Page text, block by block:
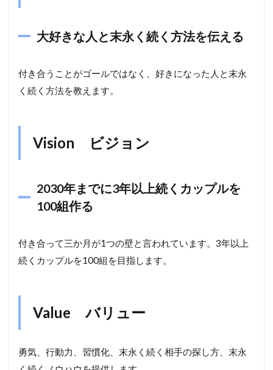
大好きな人と末永く続く方法を伝える
付き合うことがゴールではなく、好きになった人と末永
く続く方法を教えます。
Vision ビジョン
2030年までに3年以上続くカップルを
100組作る
付き合って三か月が1つの壁と言われています。3年以上
続くカップルを100組を目指します。
Value バリュー
勇気、行動力、習慣化、末永く続く相手の探し方、末永